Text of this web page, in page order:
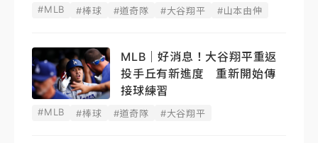
#MLB #棒球 #道奇隊 #大谷翔平 #山本由伸
MLB｜好消息！大谷翔平重返
投手丘有新進度 重新開始傳
接球練習
#MLB #棒球 #道奇隊 #大谷翔平